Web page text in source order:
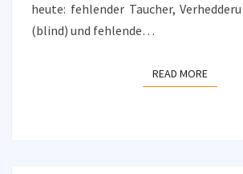
heute: fehlender Taucher,
(blind) und fehlende…
READ MOREREAD